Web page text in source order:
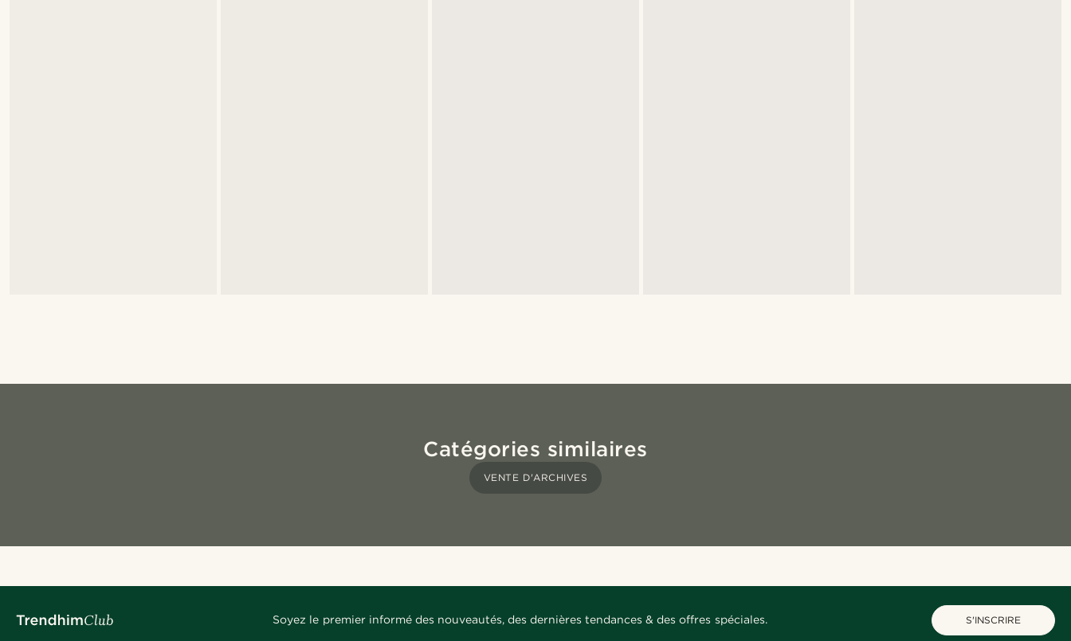
Catégories similaires
VENTE D'ARCHIVES
Soyez le premier informé des nouveautés, des dernières tendances & des offres spéciales. S'INSCRIRE